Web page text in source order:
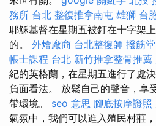
務所 台北 整復推拿南屯 雄獅 台
耶穌基督在星期五被釘在十字架
的。 外燴廠商 台北整復師 撥筋
帳士課程 台北 新竹推拿整骨推薦
紀的英格蘭，在星期五進行了處
負面看法。 放鬆自己的聲音，享
帶環境。 seo 意思 腳底按摩證照
氣氛中，我們可以進入殖民村莊